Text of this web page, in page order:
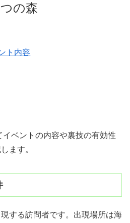
の森
ト内容
ベントの内容や裏技の有効性
ます。
する訪問者です。出現場所は海